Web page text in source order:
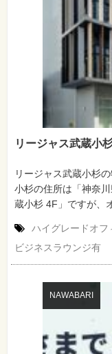
リージャス武蔵小
リージャス武蔵小杉
小杉の住所は「神奈
蔵小杉 4F」ですが、
ハイグレードオフ
ビジネスラウンジ有
NAWABARI